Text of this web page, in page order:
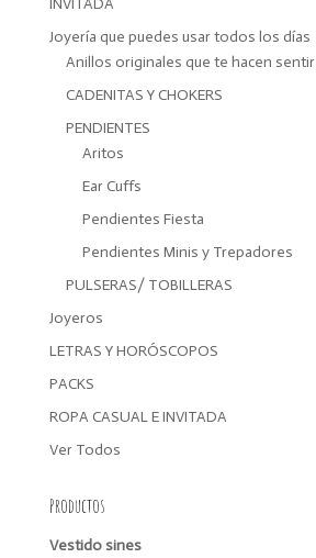
INVITADA
Joyería que puedes usar todos los días
Anillos originales que te hacen sentir
CADENITAS Y CHOKERS
PENDIENTES
Aritos
Ear Cuffs
Pendientes Fiesta
Pendientes Minis y Trepadores
PULSERAS/ TOBILLERAS
Joyeros
LETRAS Y HORÓSCOPOS
PACKS
ROPA CASUAL E INVITADA
Ver Todos
Productos
Vestido sines